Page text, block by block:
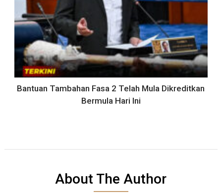
Bantuan Tambahan Fasa 2 Telah Mula Dikreditkan
Bermula Hari Ini
About The Author